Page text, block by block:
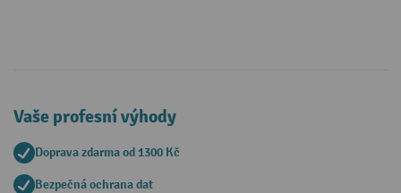
Vaše profesní výhody
Doprava zdarma od 1300 Kč
Bezpečná ochrana dat